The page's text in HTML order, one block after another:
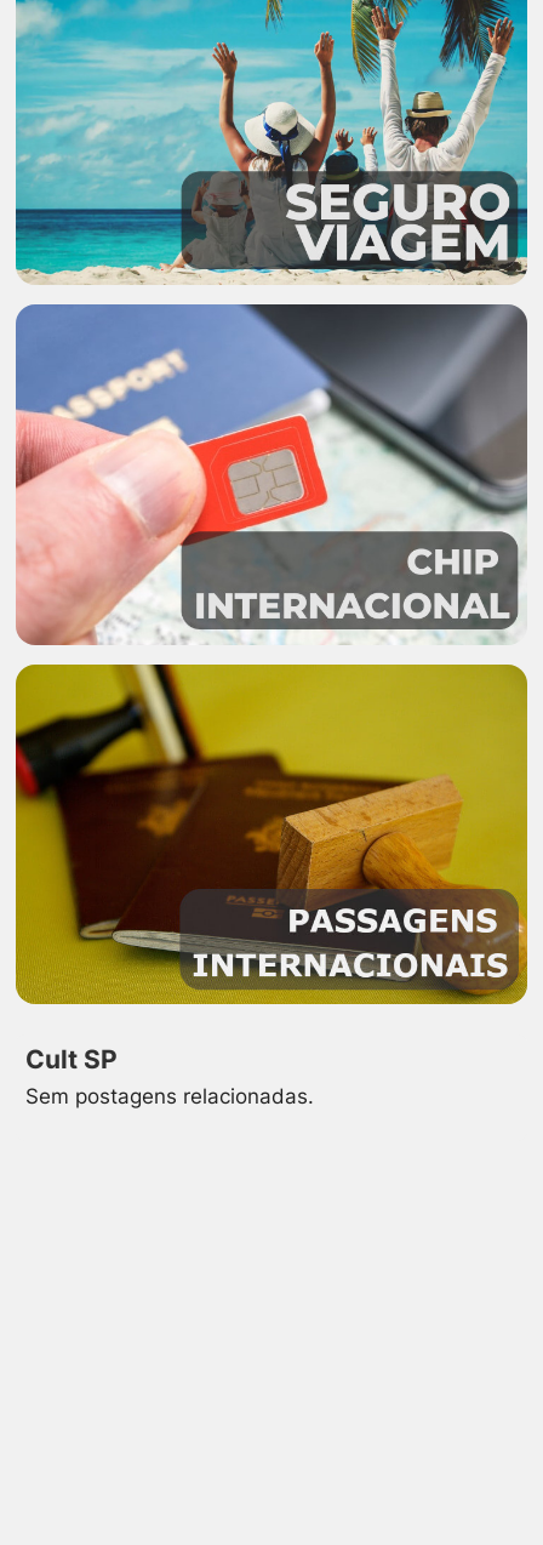
Cult SP
Sem postagens relacionadas.